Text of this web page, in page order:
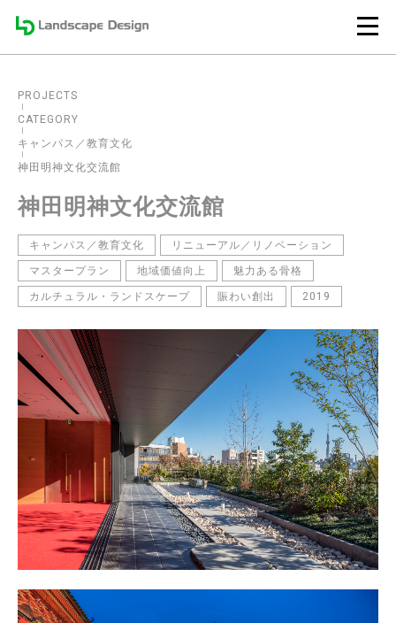
PROJECTS
CATEGORY
キャンパス／教育文化
神田明神文化交流館
神田明神文化交流館
キャンパス／教育文化
リニューアル／リノベーション
マスタープラン
地域価値向上
魅力ある骨格
カルチュラル・ランドスケープ
賑わい創出 2019